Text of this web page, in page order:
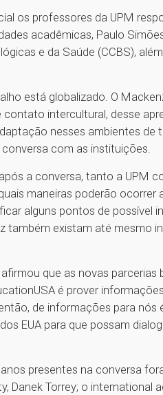
os professores da UPM
acadêmicas, Paulo
e da Saúde (CCBS),
está globalizado. O
intercultural, desse
nesses ambientes de
com as instituições.
a conversa, tanto a UPM
maneiras poderão ocorrer
alguns pontos de possível
também existam até mesmo
que as novas
é prover
de informações para
EUA para que possam
presentes na conversa
Danek Torrey; o